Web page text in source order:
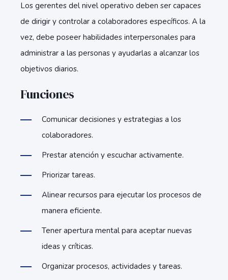
Los gerentes del nivel operativo deben ser capaces
de dirigir y controlar a colaboradores específicos. A la
vez, debe poseer habilidades interpersonales para
administrar a las personas y ayudarlas a alcanzar los
objetivos diarios.
Funciones
Comunicar decisiones y estrategias a los
colaboradores.
Prestar atención y escuchar activamente.
Priorizar tareas.
Alinear recursos para ejecutar los procesos de
manera eficiente.
Tener apertura mental para aceptar nuevas
ideas y críticas.
Organizar procesos, actividades y tareas.